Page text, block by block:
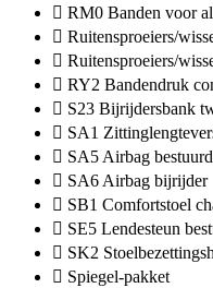
RM0 Banden voor
Ruitensproeiers/
Ruitensproeiers/
RY2 Bandendruk
S23 Bijrijdersbank
SA1
SA5 Airbag
SA6 Airbag bijrijder
SB1 Comfortstoel
SE5 Lendesteun
SK2
Spiegel-pakket